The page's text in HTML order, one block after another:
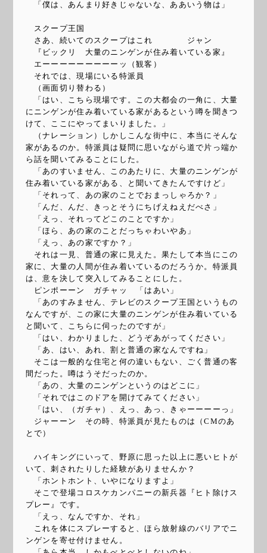
「僕は、あんまり好きじゃないな、ああいう物は」
スクープ王国
さあ、続いてのスクープはこれ ジャン
『ビックリ 大量のニンゲンが住み着いている家』
エーーーーーーーーーッ（観客）
それでは、現場にいる特派員
（画面切り替わる）
「はい、こちら現場です。この大都会の一角に、大量
にニンゲンが住み着いている家があるという噂を聞きつ
けて、ここにやってまいりました。」
（ナレーション）しかしこんな街中に、本当にそんな
家があるのか。特派員は疑問に思いながら道で片っ端か
ら話を聞いてみることにした。
「あのすいません、このあたりに、大量のニンゲンが
住み着いている家がある、と聞いてきたんですけど」
「それって、あの家のことでおまっしゃろか？」
「んだ、んだ、きっとそうにちげえねえだべさ」
「えっ、それってどこのことですか」
「ほら、あの家のことだっちゃわいやあ」
「えっ、あの家ですか？」
それは一見、普通の家に見えた。果たして本当にこの
家に、大量の人間が住み着いているのだろうか。特派員
は、意を決して突入してみることにした。
ピンポーーン ガチャッ 「はあい」
「あのすみません、テレビのスクープ王国というもの
なんですが、この家に大量のニンゲンが住み着いている
と聞いて、こちらに伺ったのですが」
「はい、わかりました、どうぞあがってください」
「あ、はい、あれ、割と普通の家なんですね」
そこは一般的な住宅と何の違いもない、ごく普通の客
間だった。噂はうそだったのか。
「あの、大量のニンゲンというのはどこに」
「それではこのドアを開けてみてください」
「はい、（ガチャ）、えっ、あっ、きゃーーーーっ」
ジャーーン その時、特派員が見たものは（CMのあ
とで）
ハイキングにいって、野原に思った以上に悪いヒトが
いて、刺されたりした経験がありませんか？
「ホントホント、いやになりますよ」
そこで登場コロスケカンパニーの新兵器『ヒト除けス
プレー』です。
「えっ、なんですか、それ」
これを体にスプレーすると、ほら放射線のバリアでニ
ンゲンを寄せ付けません。